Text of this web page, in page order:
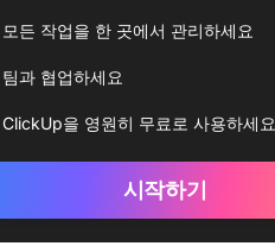
모든 작업을 한 곳에서 관리하세요
팀과 협업하세요
ClickUp을 영원히 무료로 사용하세요
시작하기